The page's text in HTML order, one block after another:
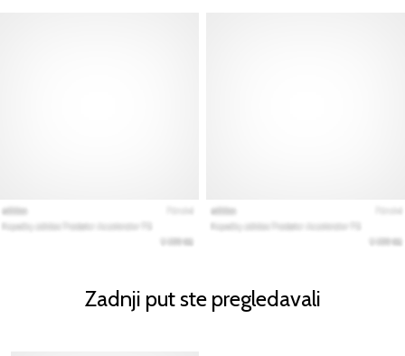
Zadnji put ste pregledavali